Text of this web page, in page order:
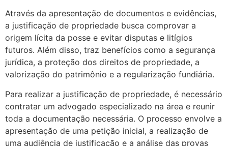
Através da apresentação de documentos e evidências,
a justificação de propriedade busca comprovar a
origem lícita da posse e evitar disputas e litígios
futuros. Além disso, traz benefícios como a segurança
jurídica, a proteção dos direitos de propriedade, a
valorização do patrimônio e a regularização fundiária.
Para realizar a justificação de propriedade, é necessário
contratar um advogado especializado na área e reunir
toda a documentação necessária. O processo envolve a
apresentação de uma petição inicial, a realização de
uma audiência de justificação e a análise das provas